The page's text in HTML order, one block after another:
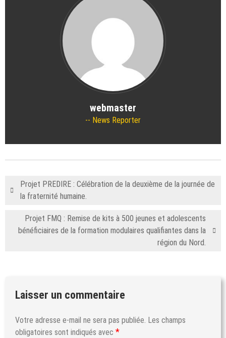
webmaster
News Reporter
Projet PREDIRE : Célébration de la deuxième de la journée de
la fraternité humaine.
Projet FMQ : Remise de kits à 500 jeunes et adolescents
bénéficiaires de la formation modulaires qualifiantes dans la
région du Nord.
Laisser un commentaire
Votre adresse e-mail ne sera pas publiée. Les champs
obligatoires sont indiqués avec *